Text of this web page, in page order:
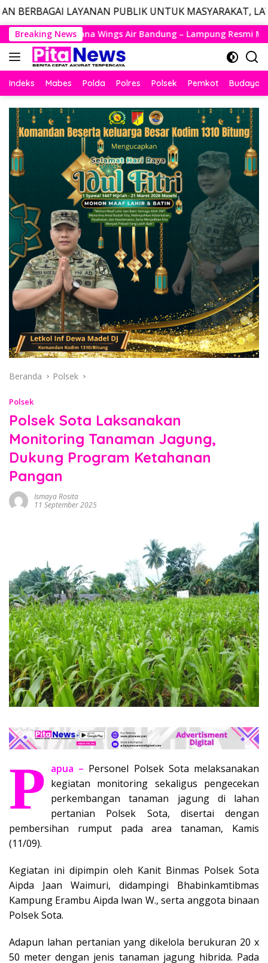
PUBLIK UNTUK MASYARAKAT, LAYANAN
Langsung
ke
konten
Breaking News
– Lampung Resmi Mengudara, Husein Kembali
Indeks Mabes Polda Polres Polsek Pemkot Budaya
Beranda Polsek
Polsek
Polsek Sota Laksanakan
Monitoring Tanaman Jagung,
Dukung Program Ketahanan
Pangan
Ismaya Rosita
11 September 2025
P apua – Personel Polsek Sota melaksanakan
kegiatan monitoring sekaligus pengecekan
perkembangan tanaman jagung di lahan
pertanian Polsek Sota, disertai dengan
pembersihan rumput pada area tanaman, Kamis
(11/09).
Kegiatan ini dipimpin oleh Kanit Binmas Polsek Sota
Aipda Jaan Waimuri, didampingi Bhabinkamtibmas
Kampung Erambu Aipda Iwan W., serta anggota binaan
Polsek Sota.
Adapun lahan pertanian yang dikelola berukuran 20 x
50 meter dengan jenis tanaman jagung hibrida. Pada